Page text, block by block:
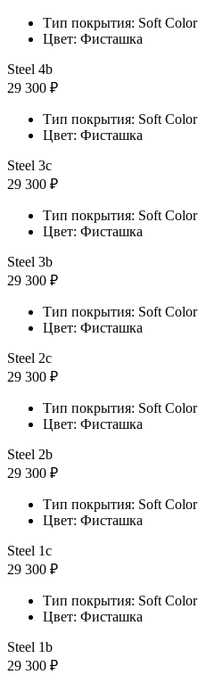
Тип покрытия: Soft Color
Цвет: Фисташка
Steel 4b
29 300 ₽
Тип покрытия: Soft Color
Цвет: Фисташка
Steel 3с
29 300 ₽
Тип покрытия: Soft Color
Цвет: Фисташка
Steel 3b
29 300 ₽
Тип покрытия: Soft Color
Цвет: Фисташка
Steel 2с
29 300 ₽
Тип покрытия: Soft Color
Цвет: Фисташка
Steel 2b
29 300 ₽
Тип покрытия: Soft Color
Цвет: Фисташка
Steel 1с
29 300 ₽
Тип покрытия: Soft Color
Цвет: Фисташка
Steel 1b
29 300 ₽